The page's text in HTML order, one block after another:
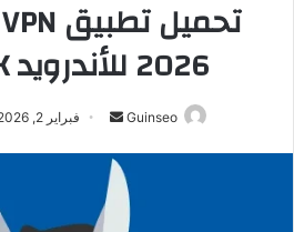
2026 للأندرويد APK مجاناً
Guinseo
أرسل
إلكترونيا
فبراير 2, 2026